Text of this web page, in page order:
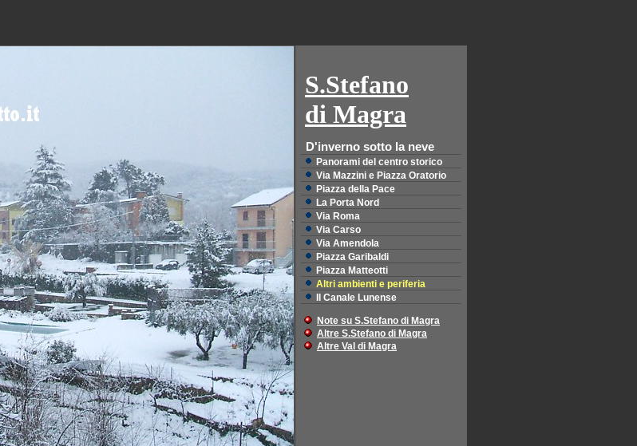
S.Stefano
di Magra
D'inverno sotto la neve
Panorami del centro storico
Via Mazzini e Piazza Oratorio
Piazza della Pace
La Porta Nord
Via Roma
Via Carso
Via Amendola
Piazza Garibaldi
Piazza Matteotti
Altri ambienti e periferia
Il Canale Lunense
Note su S.Stefano di Magra
Altre S.Stefano di Magra
Altre Val di Magra